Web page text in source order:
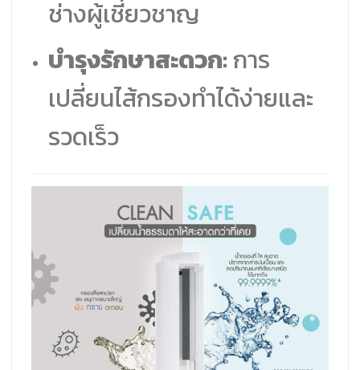
ช่างผู้เชี่ยวชาญ
บำรุงรักษาสะดวก: การ
เปลี่ยนไส้กรองทำได้ง่ายและ
รวดเร็ว